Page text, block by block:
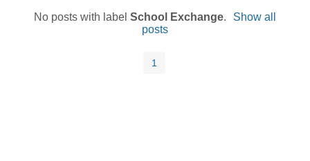
No posts with label School Exchange.
Show all
posts
1